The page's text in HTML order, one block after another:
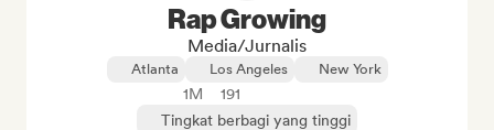
Rap Growing
Media/Jurnalis
Atlanta Los Angeles New York
1M
191
Tingkat berbagi yang tinggi